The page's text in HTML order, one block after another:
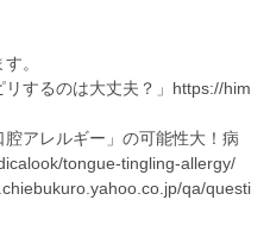
。
リするのは大丈夫？」https://him
アレルギー」の可能性大！病
tongue-tingling-allergy/
qa/questi